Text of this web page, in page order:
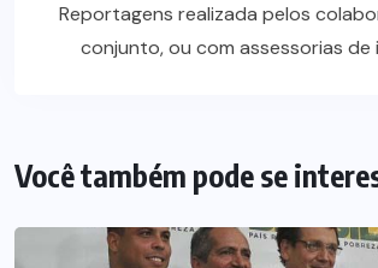
Reportagens realizada pelos
conjunto, ou com assessorias de
Você também pode se